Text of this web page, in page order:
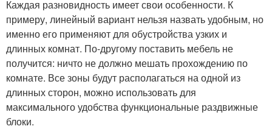
Каждая разновидность имеет свои особенности. К
примеру, линейный вариант нельзя назвать удобным, но
именно его применяют для обустройства узких и
длинных комнат. По-другому поставить мебель не
получится: ничто не должно мешать прохождению по
комнате. Все зоны будут располагаться на одной из
длинных сторон, можно использовать для
максимального удобства функциональные раздвижные
блоки.